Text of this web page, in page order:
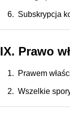
Subskrypcja
IX. Prawo
Prawem
Wszelkie